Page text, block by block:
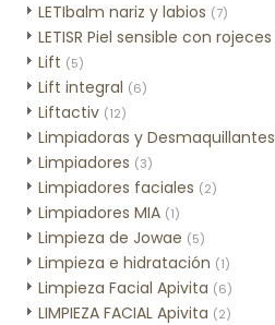
LETIbalm nariz y labios (7)
LETISR Piel sensible con rojeces
Lift (5)
Lift integral (6)
Liftactiv (12)
Limpiadoras y Desmaquillantes
Limpiadores (3)
Limpiadores faciales (2)
Limpiadores MIA (1)
Limpieza de Jowae (5)
Limpieza e hidratación (1)
Limpieza Facial Apivita (6)
LIMPIEZA FACIAL Apivita (2)